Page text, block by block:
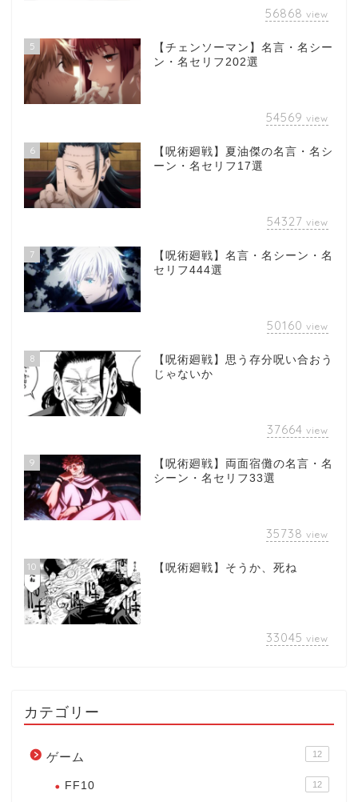
56868 view
5
【チェンソーマン】名言・名シー
ン・名セリフ202選
54569 view
6
【呪術廻戦】夏油傑の名言・名シ
ーン・名セリフ17選
54327 view
7
【呪術廻戦】名言・名シーン・名
セリフ444選
50160 view
8
【呪術廻戦】思う存分呪い合おう
じゃないか
37664 view
9
【呪術廻戦】両面宿儺の名言・名
シーン・名セリフ33選
35738 view
10 【呪術廻戦】そうか、死ね
33045 view
カテゴリー
ゲーム 12
FF10 12